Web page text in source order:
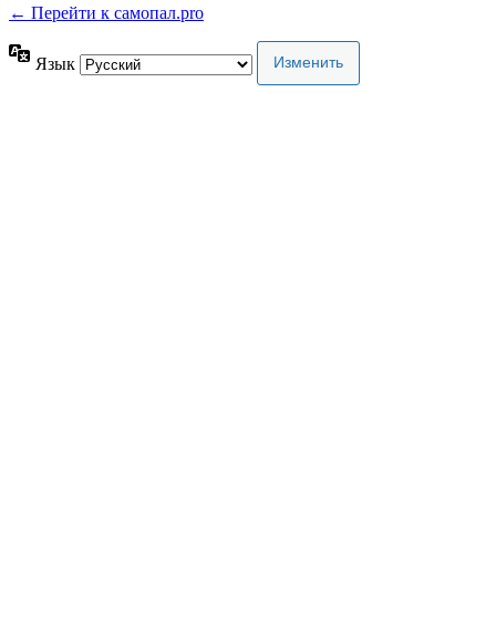
← Перейти к самопал.pro
Язык